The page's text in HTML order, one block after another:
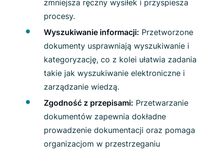
zmniejsza ręczny wysiłek i przyspiesza
procesy.
Wyszukiwanie informacji: Przetworzone
dokumenty usprawniają wyszukiwanie i
kategoryzację, co z kolei ułatwia zadania
takie jak wyszukiwanie elektroniczne i
zarządzanie wiedzą.
Zgodność z przepisami: Przetwarzanie
dokumentów zapewnia dokładne
prowadzenie dokumentacji oraz pomaga
organizacjom w przestrzeganiu